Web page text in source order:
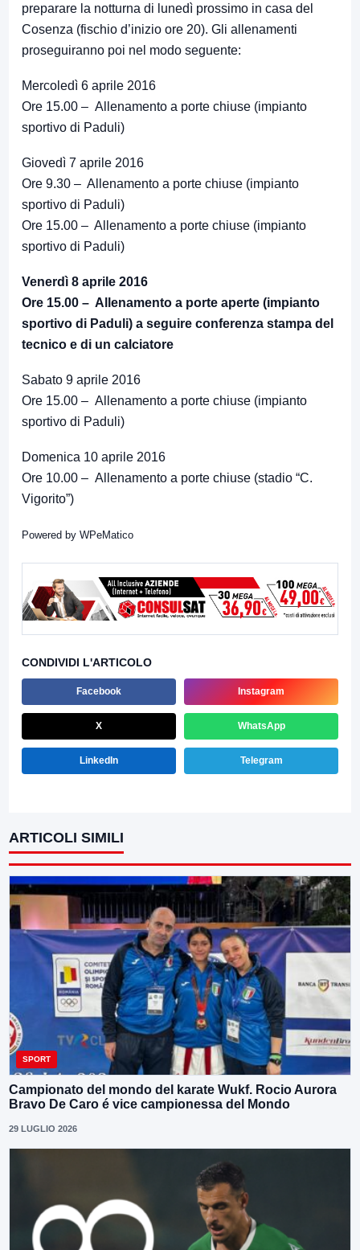
preparare la notturna di lunedì prossimo in casa del
Cosenza (fischio d’inizio ore 20). Gli allenamenti
proseguiranno poi nel modo seguente:
Mercoledì 6 aprile 2016
Ore 15.00 – Allenamento a porte chiuse (impianto
sportivo di Paduli)
Giovedì 7 aprile 2016
Ore 9.30 – Allenamento a porte chiuse (impianto
sportivo di Paduli)
Ore 15.00 – Allenamento a porte chiuse (impianto
sportivo di Paduli)
Venerdì 8 aprile 2016
Ore 15.00 – Allenamento a porte aperte (impianto
sportivo di Paduli) a seguire conferenza stampa del
tecnico e di un calciatore
Sabato 9 aprile 2016
Ore 15.00 – Allenamento a porte chiuse (impianto
sportivo di Paduli)
Domenica 10 aprile 2016
Ore 10.00 – Allenamento a porte chiuse (stadio “C.
Vigorito”)
Powered by WPeMatico
CONDIVIDI L'ARTICOLO
Facebook Instagram
X WhatsApp
LinkedIn Telegram
ARTICOLI SIMILI
SPORT
Campionato del mondo del karate Wukf. Rocio Aurora
Bravo De Caro é vice campionessa del Mondo
29 LUGLIO 2026